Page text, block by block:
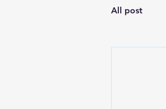
All post